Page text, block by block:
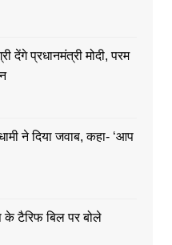
देंगे प्रधानमंत्री मोदी, परम
ने दिया जवाब, कहा- ‘आप
के टैरिफ बिल पर बोले